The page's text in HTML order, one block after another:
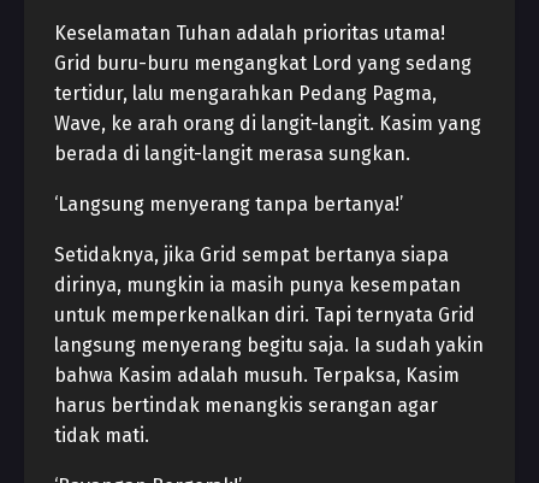
Keselamatan Tuhan adalah prioritas utama!
Grid buru-buru mengangkat Lord yang sedang
tertidur, lalu mengarahkan Pedang Pagma,
Wave, ke arah orang di langit-langit. Kasim yang
berada di langit-langit merasa sungkan.
‘Langsung menyerang tanpa bertanya!’
Setidaknya, jika Grid sempat bertanya siapa
dirinya, mungkin ia masih punya kesempatan
untuk memperkenalkan diri. Tapi ternyata Grid
langsung menyerang begitu saja. Ia sudah yakin
bahwa Kasim adalah musuh. Terpaksa, Kasim
harus bertindak menangkis serangan agar
tidak mati.